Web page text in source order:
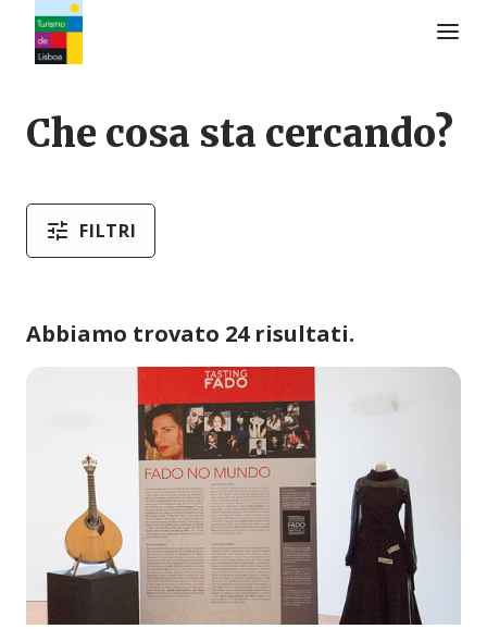
Che cosa sta cercando?
FILTRI
Abbiamo trovato 24 risultati.